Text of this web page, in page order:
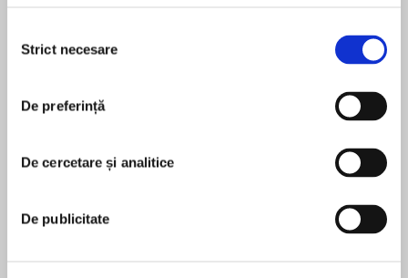
consimțământului
Strict necesare
De preferință
De cercetare și analitice
De publicitate
Street Journal
Cum îţi găsești perechea? Foarte simplu: îţi faci
un test ADN și, în scurtă vreme, urmează să fii
potrivit cu partenerul perfect. Aceasta este
care a descoperit gena capabilă să determine
În acest moment nu există recenzii
pentru această carte